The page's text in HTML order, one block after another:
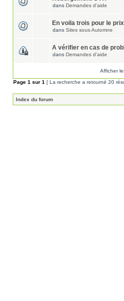
dans Demandes d'aide
En voila trois pour le
dans Sites sous Automne
A vérifier en cas de
dans Demandes d'aide
Afficher
Page 1 sur 1 [ La recherche a retourné 20
Index du forum